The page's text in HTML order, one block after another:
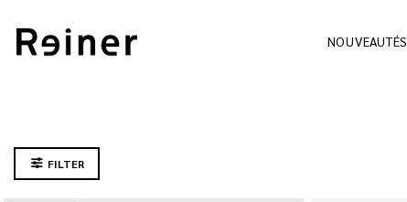
NOUVEAUTÉS
FILTER